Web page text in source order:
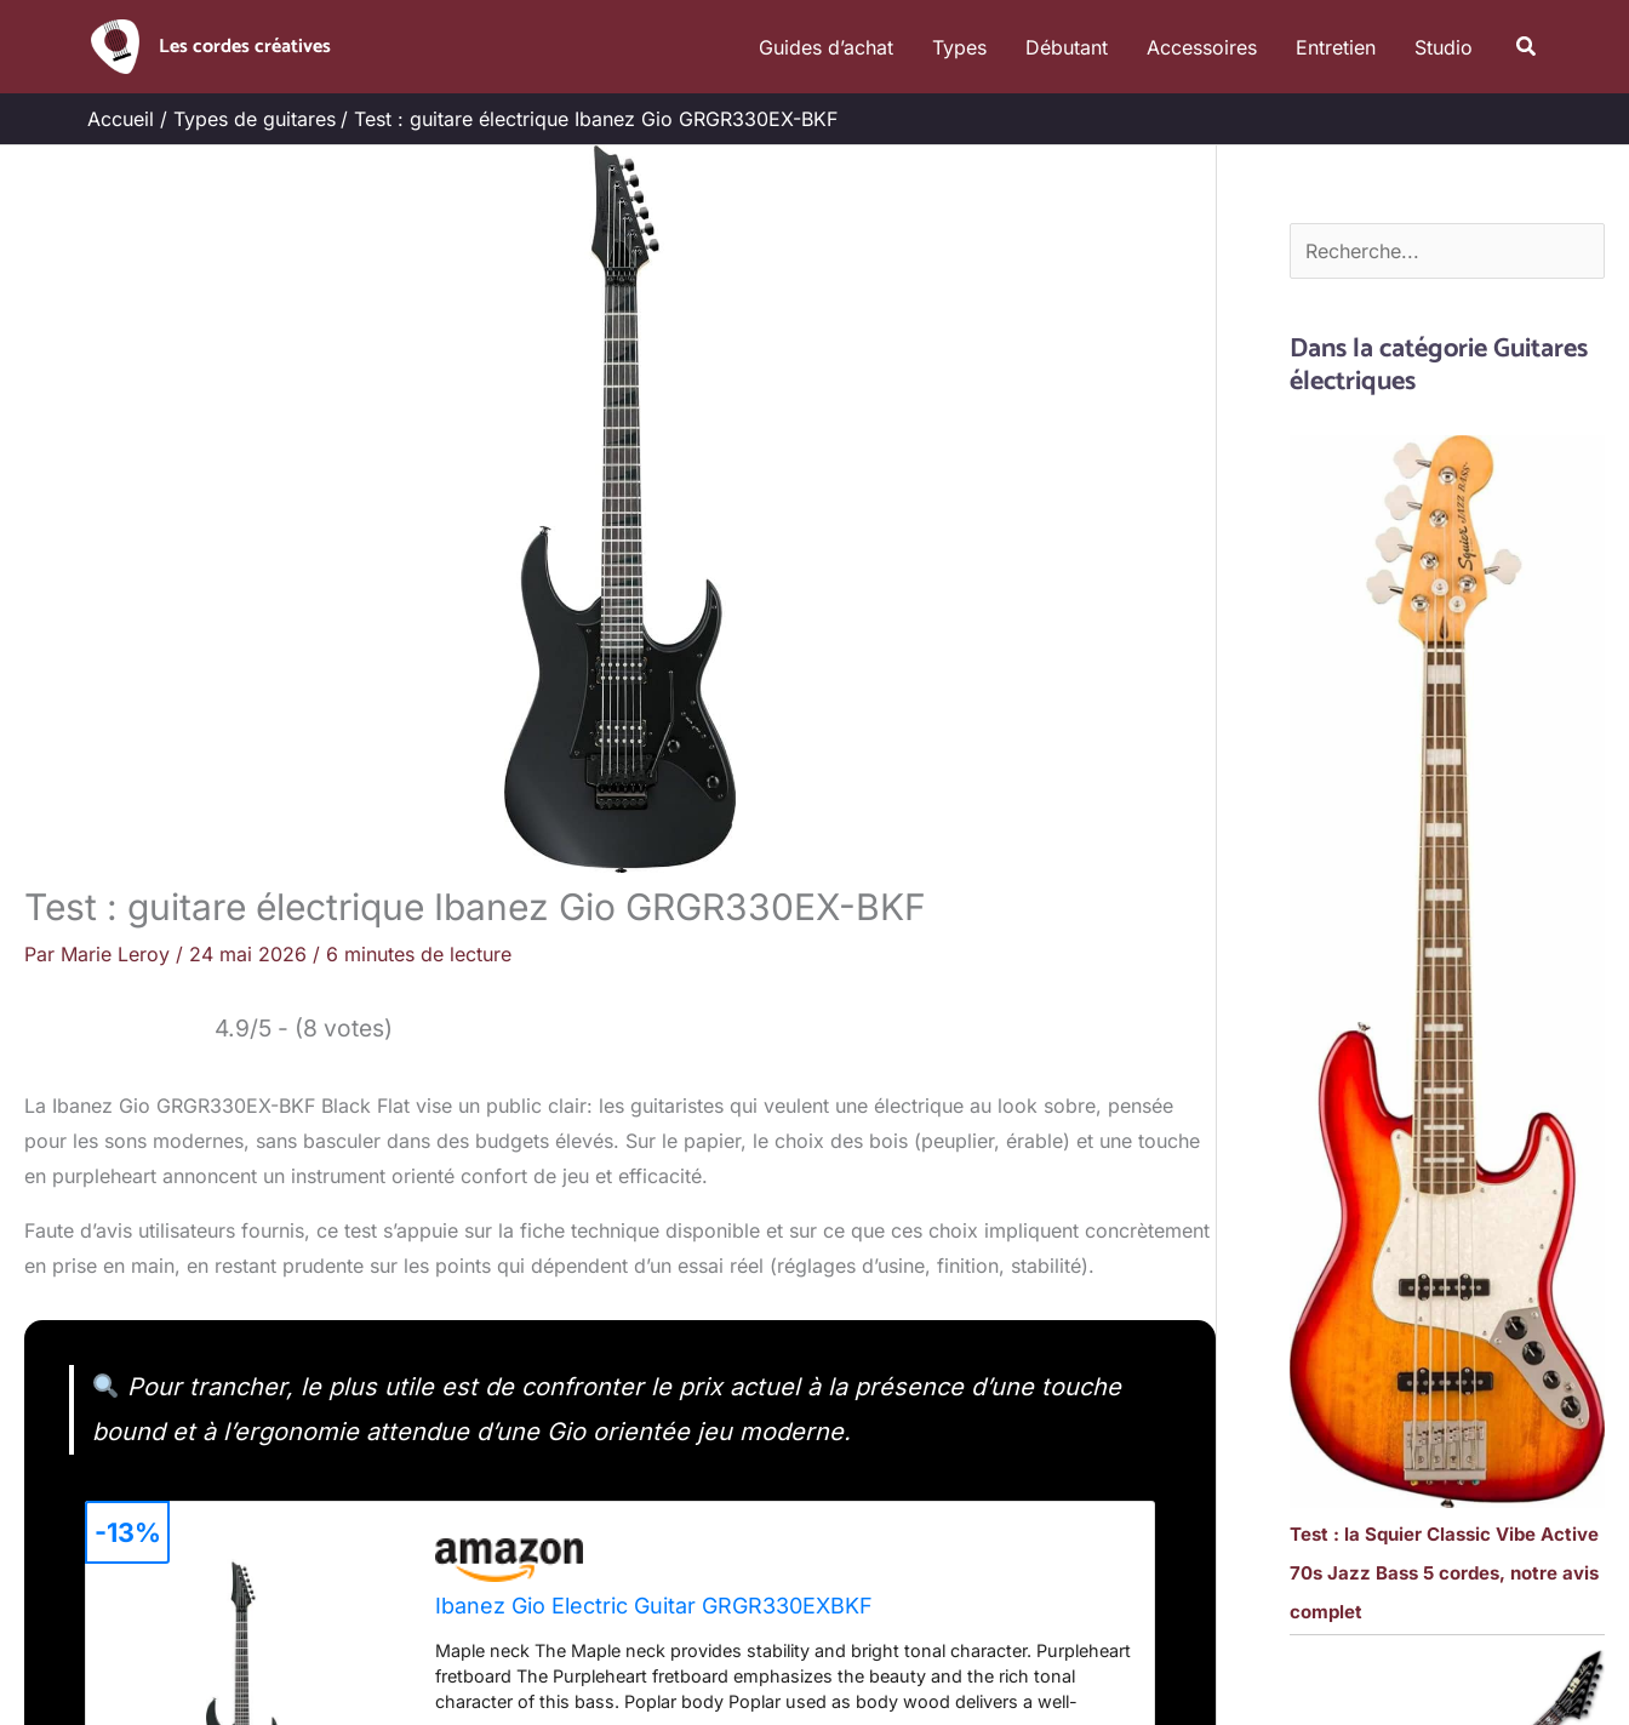
Les cordes créatives Guides d’achat Types Débutant Accessoires Entretien Studio
Accueil Types de guitares Test : guitare électrique Ibanez Gio GRGR330EX-BKF
Test : guitare électrique Ibanez Gio GRGR330EX-BKF
Par Marie Leroy / 24 mai 2026 / 6 minutes de lecture
4.9/5 - (8 votes)
La Ibanez Gio GRGR330EX-BKF Black Flat vise un public clair: les guitaristes qui veulent une électrique au look sobre, pensée
pour les sons modernes, sans basculer dans des budgets élevés. Sur le papier, le choix des bois (peuplier, érable) et une touche
en purpleheart annoncent un instrument orienté confort de jeu et efficacité.
Faute d’avis utilisateurs fournis, ce test s’appuie sur la fiche technique disponible et sur ce que ces choix impliquent concrètement
en prise en main, en restant prudente sur les points qui dépendent d’un essai réel (réglages d’usine, finition, stabilité).
Pour trancher, le plus utile est de confronter le prix actuel à la présence d’une touche
bound et à l’ergonomie attendue d’une Gio orientée jeu moderne.
Ibanez Gio Electric Guitar GRGR330EXBKF
Maple neck The Maple neck provides stability and bright tonal character. Purpleheart
fretboard The Purpleheart fretboard emphasizes the beauty and the rich tonal
character of this bass. Poplar body Poplar used as body wood delivers a well-
-13%
e
c
r
Dans la catégorie Guitares
électriques
Test : la Squier Classic Vibe Active
70s Jazz Bass 5 cordes, notre avis
complet